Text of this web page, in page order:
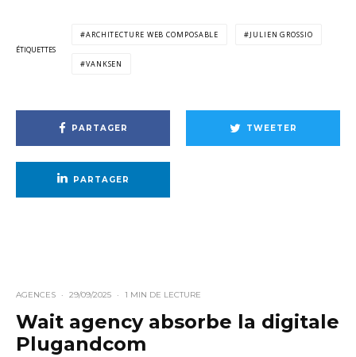
ÉTIQUETTES
ARCHITECTURE WEB COMPOSABLE JULIEN GROSSIO
VANKSEN
PARTAGER TWEETER
PARTAGER
AGENCES · 29/09/2025 · 1 MIN DE LECTURE
Wait agency absorbe la digitale
Plugandcom